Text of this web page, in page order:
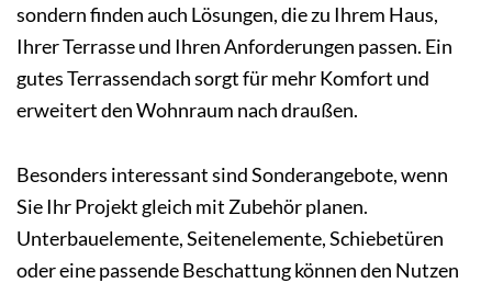
sondern finden auch Lösungen, die zu Ihrem Haus,
Ihrer Terrasse und Ihren Anforderungen passen. Ein
gutes Terrassendach sorgt für mehr Komfort und
erweitert den Wohnraum nach draußen.
Besonders interessant sind Sonderangebote, wenn
Sie Ihr Projekt gleich mit Zubehör planen.
Unterbauelemente, Seitenelemente, Schiebetüren
oder eine passende Beschattung können den Nutzen